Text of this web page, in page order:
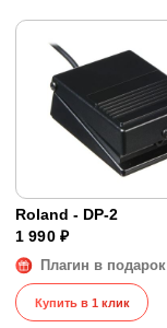
Roland - DP-2
1 990 ₽
Плагин в подарок
Купить в 1 клик